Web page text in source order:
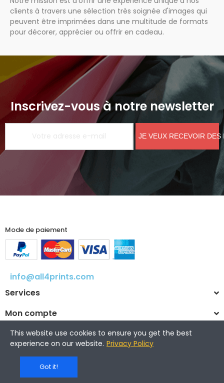
clients à travers une sélection très soignée d'images qui
peuvent être imprimées dans une multitude de formats
pour décorer, apprécier ou offrir en cadeau.
Inscrivez-vous à notre newsletter
JE VEUX RECEVOIR
Mode de paiement
info@all4prints.com
Services
Mon compte
© 2025 All4prints.com
This website use cookies to ensure you get the best
experience on our website. Privacy Policy
Got it!